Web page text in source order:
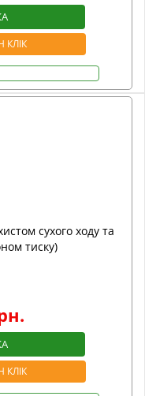
КЛІК
сухого ходу та
тиску)
КЛІК